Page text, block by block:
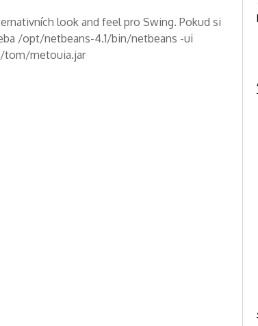
look and feel pro Swing. Pokud si
/opt/netbeans-4.1/bin/netbeans -ui
tom/metouia.jar